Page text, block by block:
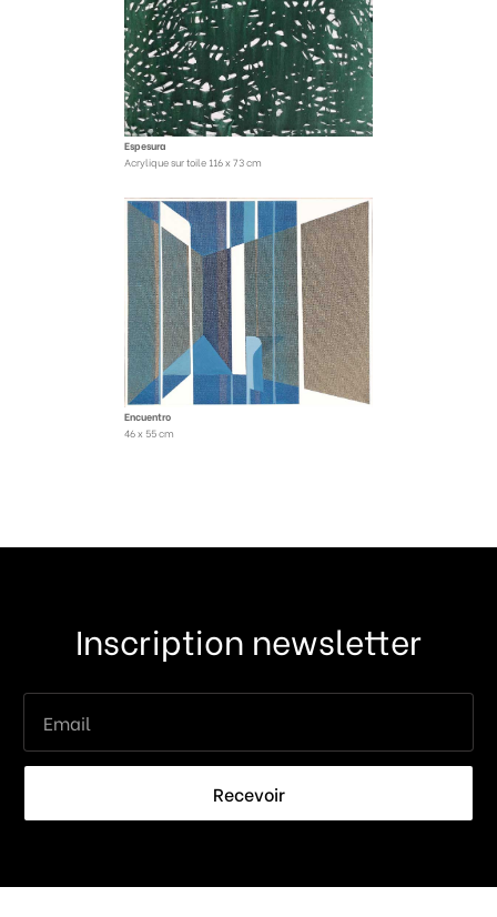
Espesura
Acrylique sur toile 116 x 73 cm
Encuentro
46 x 55 cm
Inscription newsletter
Recevoir